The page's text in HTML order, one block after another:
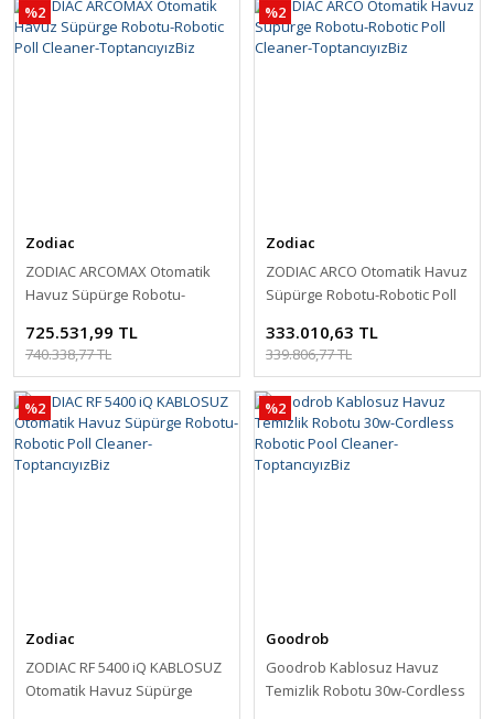
%2
Zodiac
ZODIAC ARCOMAX Otomatik
Havuz Süpürge Robotu-
ToptancıyızBiz
725.531,99 TL
740.338,77 TL
%2
Zodiac
ZODIAC ARCO Otomatik Havuz
Süpürge Robotu-Robotic Poll
333.010,63 TL
339.806,77 TL
%2
Zodiac
ZODIAC RF 5400 iQ KABLOSUZ
Otomatik Havuz Süpürge
%2
Goodrob
Goodrob Kablosuz Havuz
Temizlik Robotu 30w-Cordless